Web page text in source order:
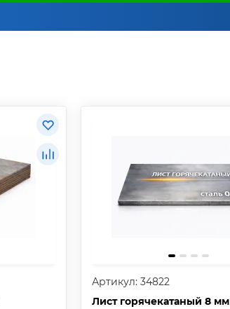
Артикул: 34822
Лист горячекатаный 8 мм